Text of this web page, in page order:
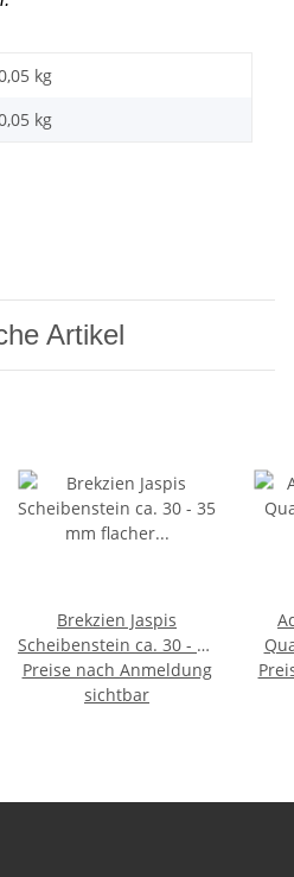
kg
kg
Artikel
Brekzien Jaspis
Scheibenstein ca. 30 - 35
mm flacher
Trommelstein
Preise nach Anmeldung
sichtbar